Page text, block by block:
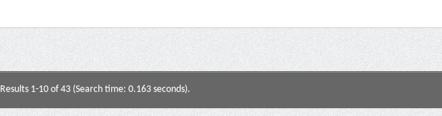
Results 1-10 of 43 (Search time: 0.163 seconds).